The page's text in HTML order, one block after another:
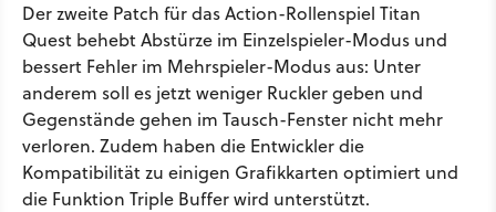
Der zweite Patch für das Action-Rollenspiel Titan
Quest behebt Abstürze im Einzelspieler-Modus und
bessert Fehler im Mehrspieler-Modus aus: Unter
anderem soll es jetzt weniger Ruckler geben und
Gegenstände gehen im Tausch-Fenster nicht mehr
verloren. Zudem haben die Entwickler die
Kompatibilität zu einigen Grafikkarten optimiert und
die Funktion Triple Buffer wird unterstützt.